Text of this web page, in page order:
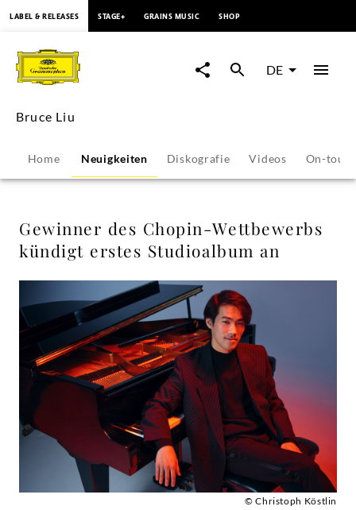
Gewinner
des
Chopin-
Wettbewerbs
kündigt
erstes
Studioalbum
an
Bruce
Liu
Deutsche
LABEL & RELEASES STAGE+ GRAINS MUSIC SHOP
DE
Bruce Liu
Home Neuigkeiten Diskografie Videos On-tour
Gewinner des Chopin-Wettbewerbs
kündigt erstes Studioalbum an
© Christoph Köstlin